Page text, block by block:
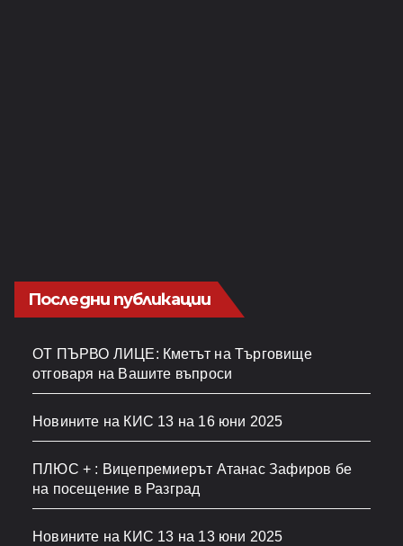
Последни публикации
ОТ ПЪРВО ЛИЦЕ: Кметът на Търговище
отговаря на Вашите въпроси
Новините на КИС 13 на 16 юни 2025
ПЛЮС + : Вицепремиерът Атанас Зафиров бе
на посещение в Разград
Новините на КИС 13 на 13 юни 2025